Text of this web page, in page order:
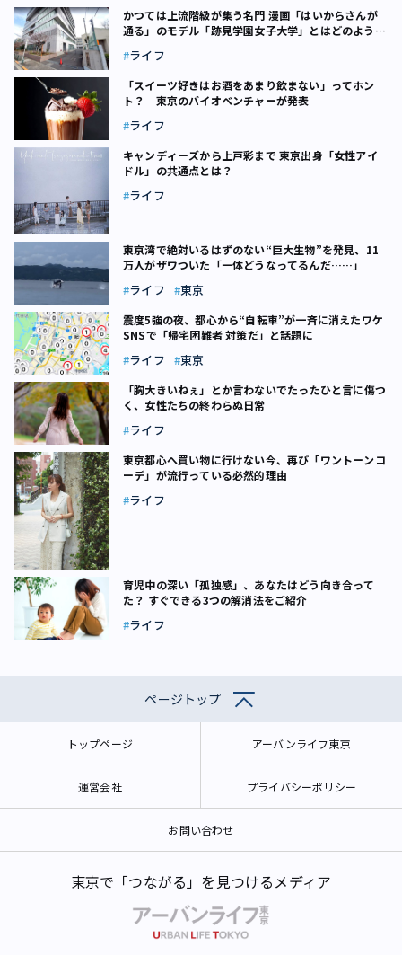
かつては上流階級が集う名門 漫画「はいからさんが
通る」のモデル「跡見学園女子大学」とはどのような
ライフ
「スイーツ好きはお酒をあまり飲まない」ってホン
ト？ 東京のバイオベンチャーが発表
ライフ
キャンディーズから上戸彩まで 東京出身「女性アイ
ドル」の共通点とは？
ライフ
東京湾で絶対いるはずのない“巨大生物”を発見、11
万人がザワついた「一体どうなってるんだ……」
ライフ 東京
震度5強の夜、都心から“自転車”が一斉に消えたワケ
SNSで「帰宅困難者 対策だ」と話題に
ライフ 東京
「胸大きいねぇ」とか言わないで――たったひと言に傷つ
く、女性たちの終わらぬ日常
ライフ
東京都心へ買い物に行けない今、再び「ワントーンコ
ーデ」が流行っている必然的理由
ライフ
育児中の深い「孤独感」、あなたはどう向き合って
た？ すぐできる3つの解消法をご紹介
ライフ
ページトップ
トップページ アーバンライフ東京
運営会社 プライバシーポリシー
お問い合わせ
東京で「つながる」を見つけるメディア